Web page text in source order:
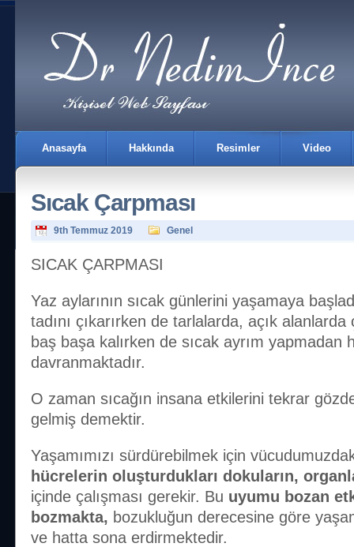
Anasayfa Hakkında Resimler Video
İletişim
Sıcak Çarpması
9th Temmuz 2019 Genel
SICAK ÇARPMASI
Yaz aylarının sıcak günlerini yaşamaya
tadını çıkarırken de tarlalarda, açık alanlarda
baş başa kalırken de sıcak ayrım yapmadan
davranmaktadır.
O zaman sıcağın insana etkilerini tekrar
gelmiş demektir.
Yaşamımızı sürdürebilmek için
hücrelerin oluşturdukları dokuların,
içinde çalışması gerekir. Bu uyumu bozan
bozmakta, bozukluğun derecesine göre
ve hatta sona erdirmektedir.